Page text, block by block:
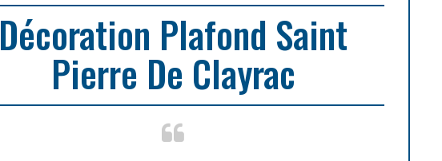
Décoration Plafond Saint
Pierre De Clayrac